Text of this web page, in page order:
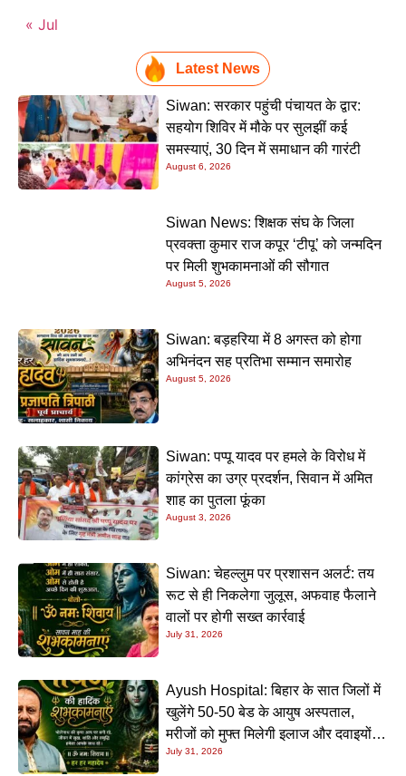
« Jul
Latest News
Siwan: सरकार पहुंची पंचायत के द्वार:
सहयोग शिविर में मौके पर सुलझीं कई
समस्याएं, 30 दिन में समाधान की गारंटी
August 6, 2026
Siwan News: शिक्षक संघ के जिला
प्रवक्ता कुमार राज कपूर ‘टीपू’ को जन्मदिन
पर मिली शुभकामनाओं की सौगात
August 5, 2026
Siwan: बड़हरिया में 8 अगस्त को होगा
अभिनंदन सह प्रतिभा सम्मान समारोह
August 5, 2026
Siwan: पप्पू यादव पर हमले के विरोध में
कांग्रेस का उग्र प्रदर्शन, सिवान में अमित
शाह का पुतला फूंका
August 3, 2026
Siwan: चेहल्लुम पर प्रशासन अलर्ट: तय
रूट से ही निकलेगा जुलूस, अफवाह फैलाने
वालों पर होगी सख्त कार्रवाई
July 31, 2026
Ayush Hospital: बिहार के सात जिलों में
खुलेंगे 50-50 बेड के आयुष अस्पताल,
मरीजों को मुफ्त मिलेगी इलाज और दवाइयों
की सुविधा
July 31, 2026